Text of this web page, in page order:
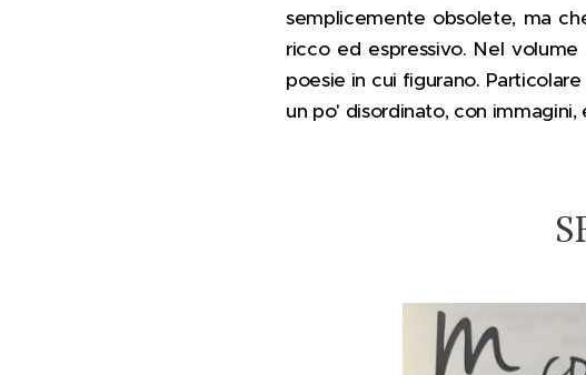
semplicemente obsolete, ma
ricco ed espressivo. Nel
poesie in cui figurano.
un po' disordinato, con